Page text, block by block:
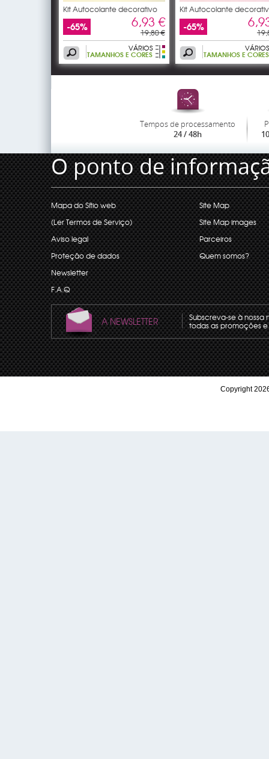
Kit Autocolante decorativo
14
-65% 6,93 €
19,80 €
VÁRIOS
TAMANHOS E CORES
Kit Autocolante
17
-65%
VÁRIOS
TAMANHOS E CORES
Tempos de processamento
24 / 48h
O ponto de
Mapa do Sítio web
(Ler Termos de Serviço)
Aviso legal
Proteção de dados
Newsletter
F.A.Q
Site Map
Site Map images
Parceiros
Quem somos?
A NEWSLETTER Subscreva-se à
todas as promoções
Copyright